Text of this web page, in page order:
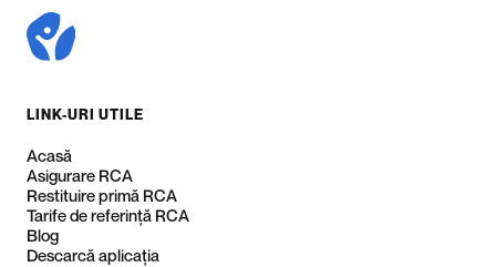
LINK-URI UTILE
Acasă
Asigurare RCA
Restituire primă RCA
Tarife de referință RCA
Blog
Descarcă aplicația